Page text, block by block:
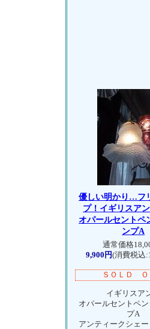
優しい明かり…フ
プ！ イギリスア
オパールセントペ
ンプA
通常価格
9,900円(消費税込
ＳＯＬＤ Ｏ
イギリスアン
オパールセントペ
プA
アンティークシェ